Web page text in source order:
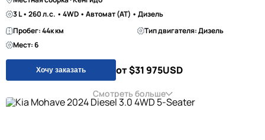
3 L • 260 л.с. • 4WD • Автомат (AT) • Дизель
Пробег: 44к км
Тип двигателя: Дизель
Мест: 6
Хочу заказать от $31 975USD
Смотреть больше